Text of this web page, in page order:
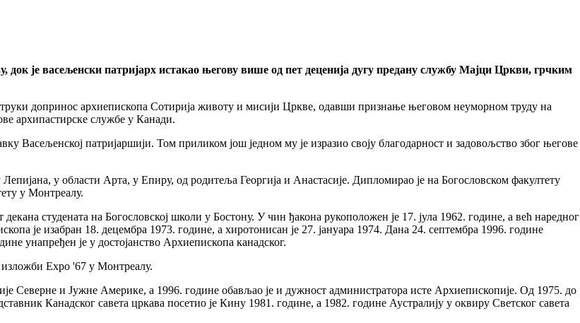
док је васељенски патријарх истакао његову више од пет деценија дугу предану службу Мајци Цркви, грчким
допринос архиепископа Сотирија животу и мисији Цркве, одавши признање његовом неуморном труду на
архипастирске службе у Канади.
Васељенској патријаршији. Том приликом још једном му је изразио своју благодарност и задовољство због његове
у области Арта, у Епиру, од родитеља Георгија и Анастасије. Дипломирао је на Богословском факултету
у Монтреалу.
студената на Богословској школи у Бостону. У чин ђакона рукоположен је 17. јула 1962. године, а већ наредног
је изабран 18. децембра 1973. године, а хиротонисан је 27. јануара 1974. Дана 24. септембра 1996. године
унапређен је у достојанство Архиепископа канадског.
Expo '67 у Монтреалу.
Северне и Јужне Америке, а 1996. године обављао је и дужност администратора исте Архиепископије. Од 1975. до
Канадског савета цркава посетио је Кину 1981. године, а 1982. године Аустралију у оквиру Светског савета